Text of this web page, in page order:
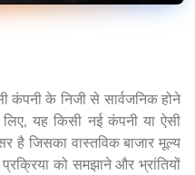
के निजी से सार्वजनिक होने
यह किसी नई कंपनी या ऐसी
है जिसका वास्तविक बाजार मूल्य
को समझाने और भ्रांतियों